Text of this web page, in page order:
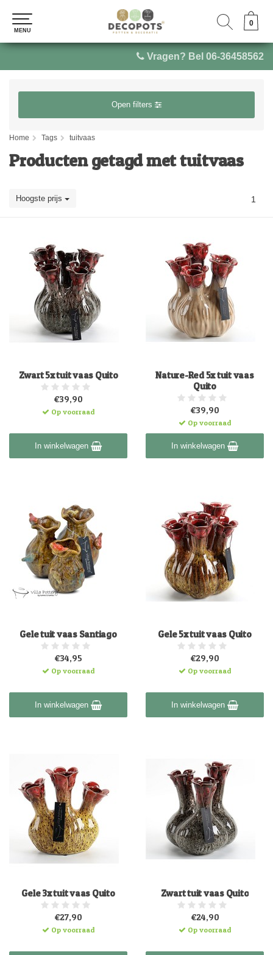
Vragen? Bel 06-36458562
0
MENU
0
MENU
Open filters
Home Tags tuitvaas
Producten getagd met tuitvaas
Hoogste prijs 1
Zwart 5x tuit vaas Quito
€39,90
Op voorraad
In winkelwagen
Nature-Red 5x tuit vaas
Quito
€39,90
Op voorraad
In winkelwagen
Gele tuit vaas Santiago
€34,95
Op voorraad
In winkelwagen
Gele 5x tuit vaas Quito
€29,90
Op voorraad
In winkelwagen
Gele 3x tuit vaas Quito
€27,90
Op voorraad
Zwart tuit vaas Quito
€24,90
Op voorraad